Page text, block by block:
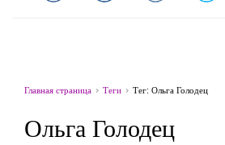
Главная страница Теги Тег: Ольга Голодец
Ольга Голодец